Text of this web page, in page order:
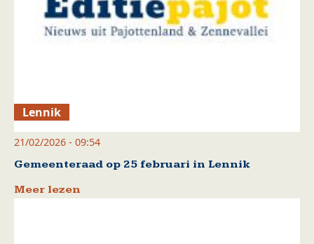
Lennik
21/02/2026 - 09:54
Gemeenteraad op 25 februari in Lennik
Meer lezen